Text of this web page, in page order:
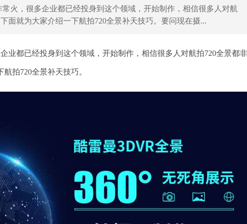
常火，很多企业都已经投身到这个领域，开始制作，相信很多人对航
面就为大家介绍一下航拍720全景补天技巧。要问现在摄...
业都已经投身到这个领域，开始制作，相信很多人对航拍720全景都
拍720全景补天技巧。